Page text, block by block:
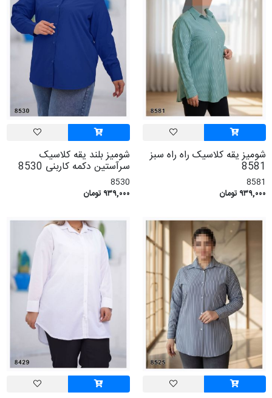
شومیز یقه کلاسیک راه راه سبز
8581
8581
۹۳۹,۰۰۰ تومان
شومیز بلند یقه کلاسیک
سرآستین دکمه کاربنی 8530
8530
۹۳۹,۰۰۰ تومان